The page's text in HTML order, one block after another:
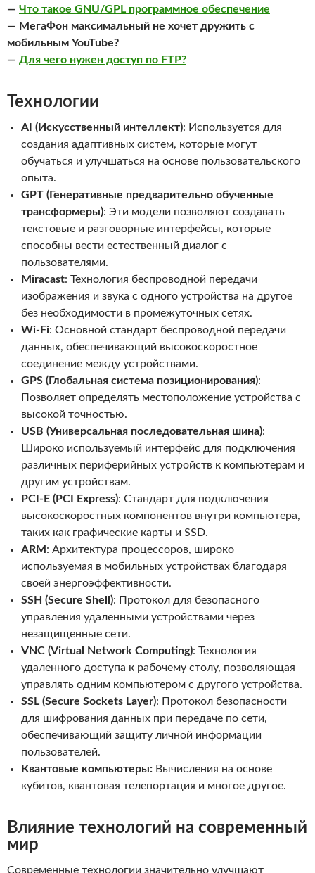
— Что такое GNU/GPL программное обеспечение
— МегаФон максимальный не хочет дружить с
мобильным YouTube?
— Для чего нужен доступ по FTP?
Технологии
AI (Искусственный интеллект): Используется для
создания адаптивных систем, которые могут
обучаться и улучшаться на основе пользовательского
опыта.
GPT (Генеративные предварительно обученные
трансформеры): Эти модели позволяют создавать
текстовые и разговорные интерфейсы, которые
способны вести естественный диалог с
пользователями.
Miracast: Технология беспроводной передачи
изображения и звука с одного устройства на другое
без необходимости в промежуточных сетях.
Wi-Fi: Основной стандарт беспроводной передачи
данных, обеспечивающий высокоскоростное
соединение между устройствами.
GPS (Глобальная система позиционирования):
Позволяет определять местоположение устройства с
высокой точностью.
USB (Универсальная последовательная шина):
Широко используемый интерфейс для подключения
различных периферийных устройств к компьютерам и
другим устройствам.
PCI-E (PCI Express): Стандарт для подключения
высокоскоростных компонентов внутри компьютера,
таких как графические карты и SSD.
ARM : Архитектура процессоров, широко
используемая в мобильных устройствах благодаря
своей энергоэффективности.
SSH (Secure Shell): Протокол для безопасного
управления удаленными устройствами через
незащищенные сети.
VNC (Virtual Network Computing): Технология
удаленного доступа к рабочему столу, позволяющая
управлять одним компьютером с другого устройства.
SSL (Secure Sockets Layer): Протокол безопасности
для шифрования данных при передаче по сети,
обеспечивающий защиту личной информации
пользователей.
Квантовые компьютеры: Вычисления на основе
кубитов, квантовая телепортация и многое другое.
Влияние технологий на современный
мир
Современные технологии значительно улучшают